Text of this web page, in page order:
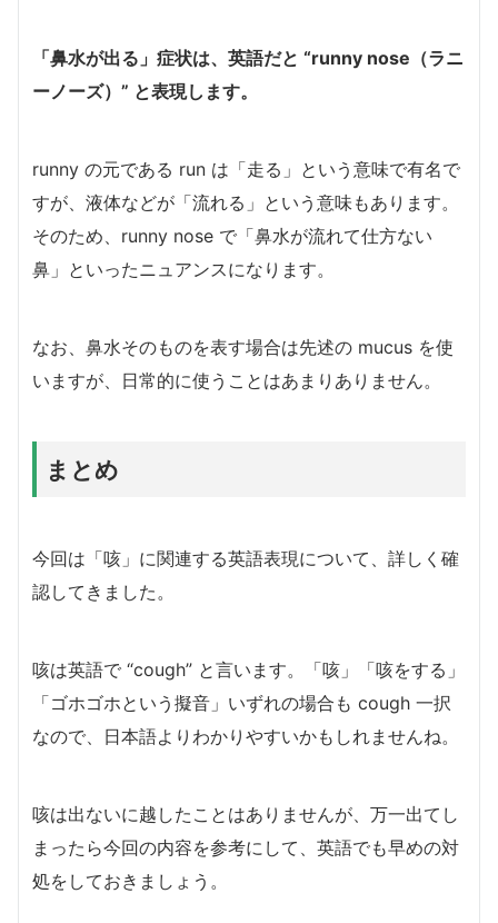
「鼻水が出る」症状は、英語だと “runny nose（ラニ
ーノーズ）” と表現します。
runny の元である run は「走る」という意味で有名で
すが、液体などが「流れる」という意味もあります。
そのため、runny nose で「鼻水が流れて仕方ない
鼻」といったニュアンスになります。
なお、鼻水そのものを表す場合は先述の mucus を使
いますが、日常的に使うことはあまりありません。
まとめ
今回は「咳」に関連する英語表現について、詳しく確
認してきました。
咳は英語で “cough” と言います。「咳」「咳をする」
「ゴホゴホという擬音」いずれの場合も cough 一択
なので、日本語よりわかりやすいかもしれませんね。
咳は出ないに越したことはありませんが、万一出てし
まったら今回の内容を参考にして、英語でも早めの対
処をしておきましょう。